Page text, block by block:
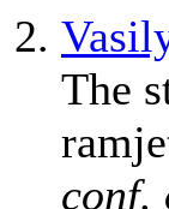
The
conf.